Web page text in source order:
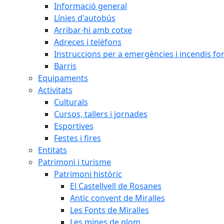
Informació general
Línies d'autobús
Arribar-hi amb cotxe
Adreces i telèfons
Instruccions per a emergències i incendis
Barris
Equipaments
Activitats
Culturals
Cursos, tallers i jornades
Esportives
Festes i fires
Entitats
Patrimoni i turisme
Patrimoni històric
El Castellvell de Rosanes
Antic convent de Miralles
Les Fonts de Miralles